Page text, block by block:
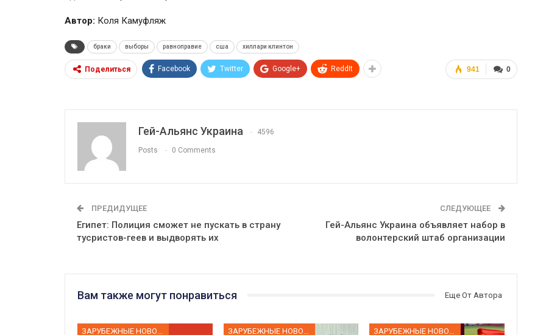
Автор: Коля Камуфляж
браки выборы равноправие сша хиллари клинтон
0
941
Поделиться Facebook Twitter Google+ ReddIt
Гей-Альянс Украина 4596
Posts 0 Comments
ПРЕДИДУЩЕЕ
Египет: Полиция сможет не пускать в страну
тусристов-геев и выдворять их
СЛЕДУЮЩЕЕ
Гей-Альянс Украина объявляет набор в
волонтерский штаб организации
Вам также могут понравиться Еще От Автора
ЗАРУБЕЖНЫЕ НОВОСТИ ЗАРУБЕЖНЫЕ НОВОСТИ ЗАРУБЕЖНЫЕ НОВОСТИ